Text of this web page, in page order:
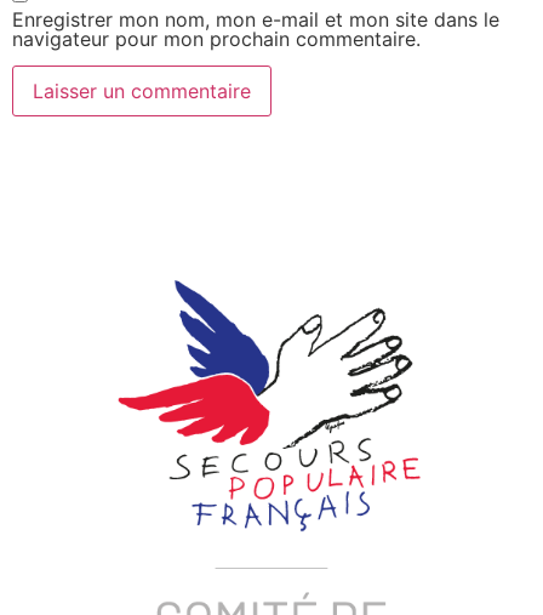
Enregistrer mon nom, mon e-mail et mon site dans le
navigateur pour mon prochain commentaire.